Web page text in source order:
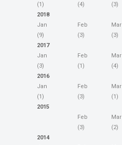
(1)
(4)
(3)
2018
Jan
(9)
Feb
(3)
Mar
(3)
2017
Jan
(3)
Feb
(1)
Mar
(4)
2016
Jan
(1)
Feb
(3)
Mar
(1)
2015
Feb
(3)
Mar
(2)
2014